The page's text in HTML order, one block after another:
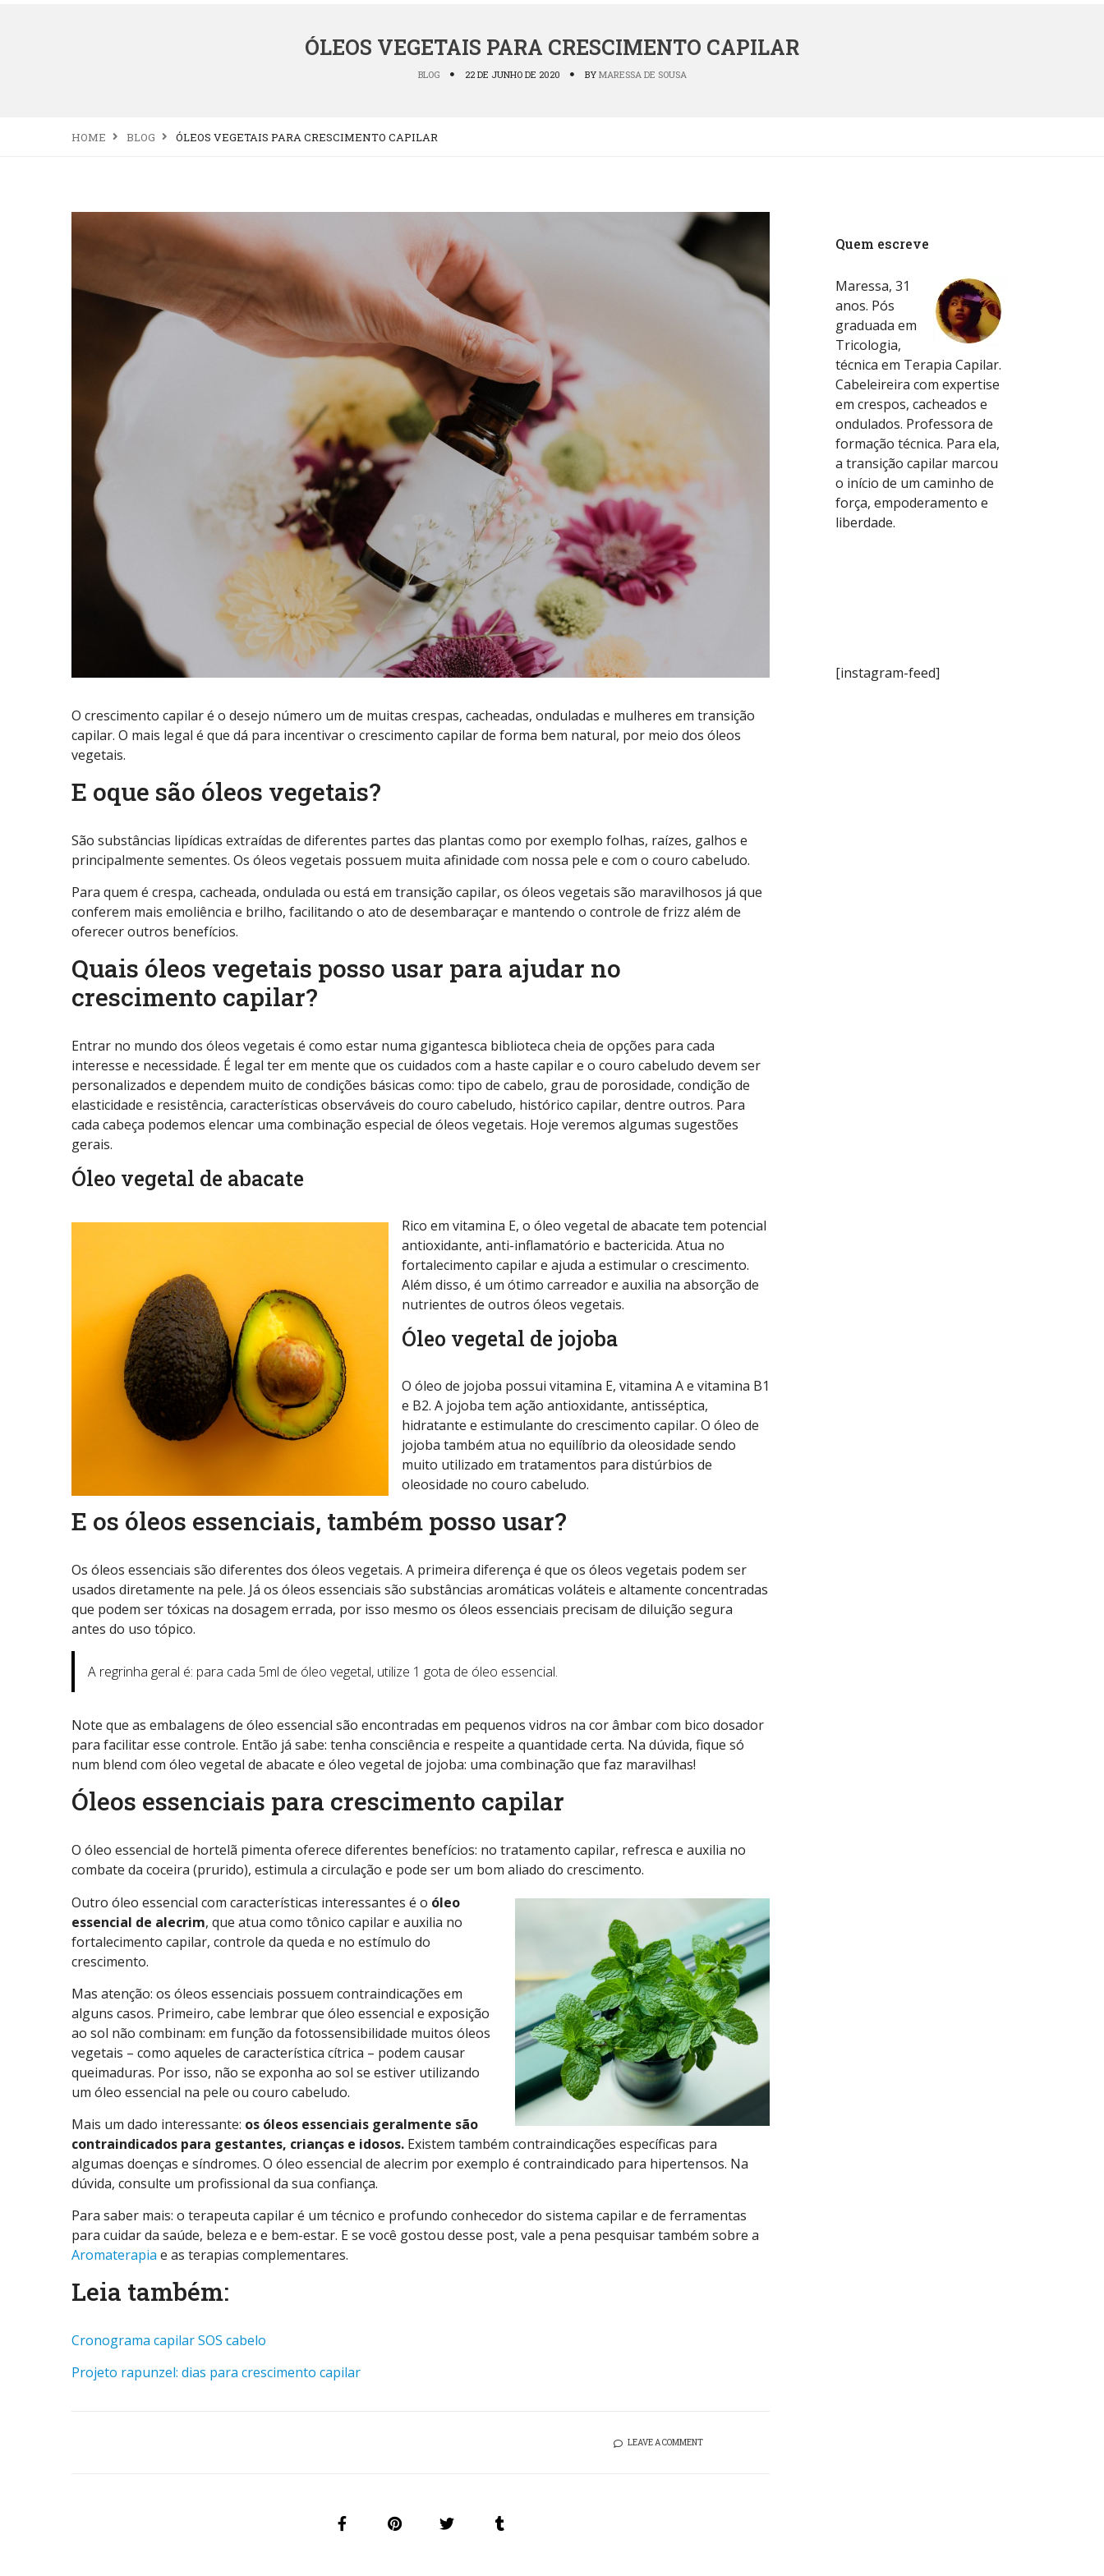
ÓLEOS VEGETAIS PARA CRESCIMENTO CAPILAR
BLOG 22 DE JUNHO DE 2020 BY MARESSA DE SOUSA
HOME BLOG ÓLEOS VEGETAIS PARA CRESCIMENTO CAPILAR
O crescimento capilar é o desejo número um de muitas crespas, cacheadas, onduladas e mulheres em transição
capilar. O mais legal é que dá para incentivar o crescimento capilar de forma bem natural, por meio dos óleos
vegetais.
E oque são óleos vegetais?
São substâncias lipídicas extraídas de diferentes partes das plantas como por exemplo folhas, raízes, galhos e
principalmente sementes. Os óleos vegetais possuem muita afinidade com nossa pele e com o couro cabeludo.
Para quem é crespa, cacheada, ondulada ou está em transição capilar, os óleos vegetais são maravilhosos já que
conferem mais emoliência e brilho, facilitando o ato de desembaraçar e mantendo o controle de frizz além de
oferecer outros benefícios.
Quais óleos vegetais posso usar para ajudar no
crescimento capilar?
Entrar no mundo dos óleos vegetais é como estar numa gigantesca biblioteca cheia de opções para cada
interesse e necessidade. É legal ter em mente que os cuidados com a haste capilar e o couro cabeludo devem ser
personalizados e dependem muito de condições básicas como: tipo de cabelo, grau de porosidade, condição de
elasticidade e resistência, características observáveis do couro cabeludo, histórico capilar, dentre outros. Para
cada cabeça podemos elencar uma combinação especial de óleos vegetais. Hoje veremos algumas sugestões
gerais.
Óleo vegetal de abacate
Rico em vitamina E, o óleo vegetal de abacate tem potencial
antioxidante, anti-inflamatório e bactericida. Atua no
fortalecimento capilar e ajuda a estimular o crescimento.
Além disso, é um ótimo carreador e auxilia na absorção de
nutrientes de outros óleos vegetais.
Óleo vegetal de jojoba
O óleo de jojoba possui vitamina E, vitamina A e vitamina B1
e B2. A jojoba tem ação antioxidante, antisséptica,
hidratante e estimulante do crescimento capilar. O óleo de
jojoba também atua no equilíbrio da oleosidade sendo
muito utilizado em tratamentos para distúrbios de
oleosidade no couro cabeludo.
E os óleos essenciais, também posso usar?
Os óleos essenciais são diferentes dos óleos vegetais. A primeira diferença é que os óleos vegetais podem ser
usados diretamente na pele. Já os óleos essenciais são substâncias aromáticas voláteis e altamente concentradas
que podem ser tóxicas na dosagem errada, por isso mesmo os óleos essenciais precisam de diluição segura
antes do uso tópico.
A regrinha geral é: para cada 5ml de óleo vegetal, utilize 1 gota de óleo essencial.
Note que as embalagens de óleo essencial são encontradas em pequenos vidros na cor âmbar com bico dosador
para facilitar esse controle. Então já sabe: tenha consciência e respeite a quantidade certa. Na dúvida, fique só
num blend com óleo vegetal de abacate e óleo vegetal de jojoba: uma combinação que faz maravilhas!
Óleos essenciais para crescimento capilar
O óleo essencial de hortelã pimenta oferece diferentes benefícios: no tratamento capilar, refresca e auxilia no
combate da coceira (prurido), estimula a circulação e pode ser um bom aliado do crescimento.
Outro óleo essencial com características interessantes é o óleo
essencial de alecrim, que atua como tônico capilar e auxilia no
fortalecimento capilar, controle da queda e no estímulo do
crescimento.
Mas atenção: os óleos essenciais possuem contraindicações em
alguns casos. Primeiro, cabe lembrar que óleo essencial e exposição
ao sol não combinam: em função da fotossensibilidade muitos óleos
vegetais – como aqueles de característica cítrica – podem causar
queimaduras. Por isso, não se exponha ao sol se estiver utilizando
um óleo essencial na pele ou couro cabeludo.
Mais um dado interessante: os óleos essenciais geralmente são
contraindicados para gestantes, crianças e idosos. Existem também contraindicações específicas para
algumas doenças e síndromes. O óleo essencial de alecrim por exemplo é contraindicado para hipertensos. Na
dúvida, consulte um profissional da sua confiança.
Para saber mais: o terapeuta capilar é um técnico e profundo conhecedor do sistema capilar e de ferramentas
para cuidar da saúde, beleza e e bem-estar. E se você gostou desse post, vale a pena pesquisar também sobre a
Aromaterapia e as terapias complementares.
Leia também:
Cronograma capilar SOS cabelo
Projeto rapunzel: dias para crescimento capilar
LEAVE A COMMENT
Quem escreve
Maressa, 31
anos. Pós
graduada em
Tricologia,
técnica em Terapia Capilar.
Cabeleireira com expertise
em crespos, cacheados e
ondulados. Professora de
formação técnica. Para ela,
a transição capilar marcou
o início de um caminho de
força, empoderamento e
liberdade.
[instagram-feed]